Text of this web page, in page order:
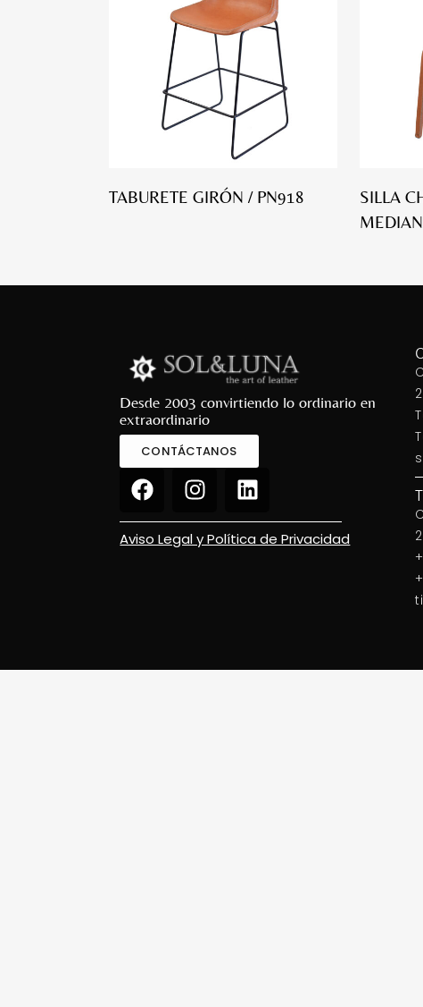
TABURETE GIRÓN / PN918
SILLA
Desde 2003 convirtiendo lo ordinario en
extraordinario
CONTÁCTANOS
Aviso Legal y Política de Privacidad